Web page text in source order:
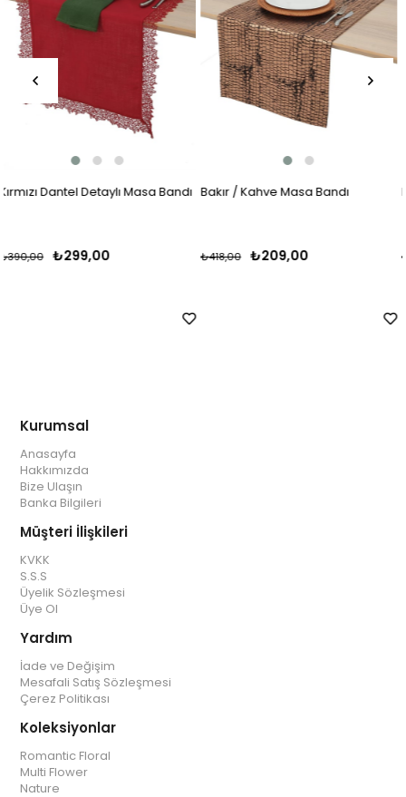
Bakır / Kahve Masa Bandı
₺209,00
₺418,00
Krem / Gri Masa Bandı
₺249,00
₺329,00
Kurumsal
Anasayfa
Hakkımızda
Bize Ulaşın
Banka Bilgileri
Müşteri İlişkileri
KVKK
S.S.S
Üyelik Sözleşmesi
Üye Ol
Yardım
İade ve Değişim
Mesafali Satış Sözleşmesi
Çerez Politikası
Koleksiyonlar
Romantic Floral
Multi Flower
Nature